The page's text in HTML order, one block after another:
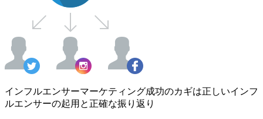
インフルエンサーマーケティング成功のカギは正しいインフ
ルエンサーの起用と正確な振り返り